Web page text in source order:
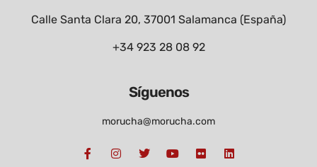
Calle Santa Clara 20, 37001 Salamanca (España)
+34 923 28 08 92
Síguenos
morucha@morucha.com